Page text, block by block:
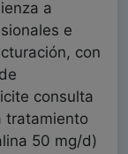
a
e
con
consulta
tratamiento
50 mg/d)